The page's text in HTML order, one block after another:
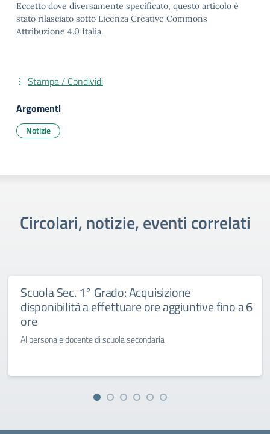
Eccetto dove diversamente specificato, questo articolo è
stato rilasciato sotto Licenza Creative Commons
Attribuzione 4.0 Italia.
Stampa / Condividi
Argomenti
Notizie
Circolari, notizie, eventi correlati
Scuola Sec. 1° Grado: Acquisizione
disponibilità a effettuare ore aggiuntive fino a 6
ore
Al personale docente di scuola secondaria